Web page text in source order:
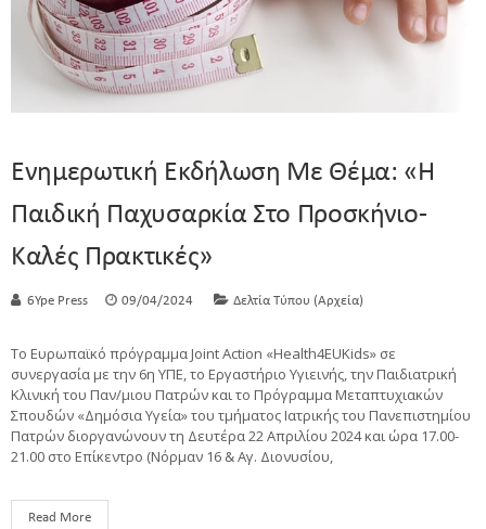
Ενημερωτική Εκδήλωση Με Θέμα: «Η
Παιδική Παχυσαρκία Στο Προσκήνιο-
Καλές Πρακτικές»
6Ype Press 09/04/2024 Δελτία Τύπου (Αρχεία)
Το Ευρωπαϊκό πρόγραμμα Joint Action «Health4EUKids» σε
συνεργασία με την 6η ΥΠΕ, το Εργαστήριο Υγιεινής, την Παιδιατρική
Κλινική του Παν/μιου Πατρών και το Πρόγραμμα Μεταπτυχιακών
Σπουδών «Δημόσια Υγεία» του τμήματος Ιατρικής του Πανεπιστημίου
Πατρών διοργανώνουν τη Δευτέρα 22 Απριλίου 2024 και ώρα 17.00-
21.00 στο Επίκεντρο (Νόρμαν 16 & Αγ. Διονυσίου,
Read More